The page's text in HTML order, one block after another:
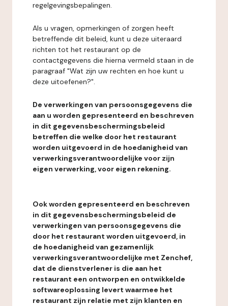
regelgevingsbepalingen.
Als u vragen, opmerkingen of zorgen heeft
betreffende dit beleid, kunt u deze uiteraard
richten tot het restaurant op de
contactgegevens die hierna vermeld staan in de
paragraaf "Wat zijn uw rechten en hoe kunt u
deze uitoefenen?".
De verwerkingen van persoonsgegevens die
aan u worden gepresenteerd en beschreven
in dit gegevensbeschermingsbeleid
betreffen die welke door het restaurant
worden uitgevoerd in de hoedanigheid van
verwerkingsverantwoordelijke voor zijn
eigen verwerking, voor eigen rekening.
Ook worden gepresenteerd en beschreven
in dit gegevensbeschermingsbeleid de
verwerkingen van persoonsgegevens die
door het restaurant worden uitgevoerd, in
de hoedanigheid van gezamenlijk
verwerkingsverantwoordelijke met Zenchef,
dat de dienstverlener is die aan het
restaurant een ontworpen en ontwikkelde
softwareoplossing levert waarmee het
restaurant zijn relatie met zijn klanten en